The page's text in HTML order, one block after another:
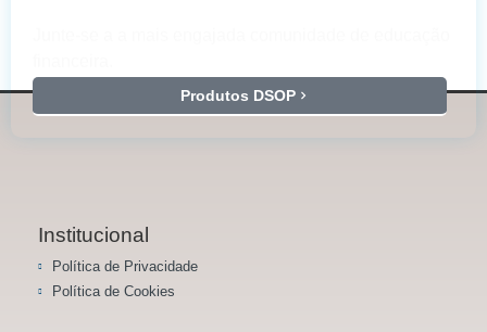
Produtos DSOP
Institucional
Política de Privacidade
Política de Cookies